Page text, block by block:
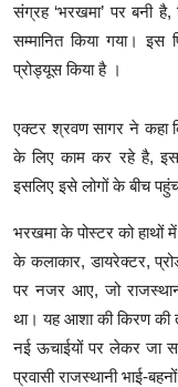
संग्रह ‘भरखमा’ पर बनी
सम्मानित किया गया। इस
प्रोड्यूस किया है ।
एक्टर श्रवण सागर ने कहा
के लिए काम कर रहे है, इस
इसलिए इसे लोगों के बीच
भरखमा के पोस्टर को हाथों
के कलाकार, डायरेक्टर,
पर नजर आए, जो
था। यह आशा की किरण की
नई ऊचाईयों पर लेकर जा
प्रवासी राजस्थानी भाई-